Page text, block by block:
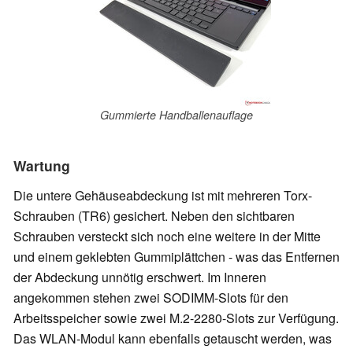
Gummierte Handballenauflage
Wartung
Die untere Gehäuseabdeckung ist mit mehreren Torx-
Schrauben (TR6) gesichert. Neben den sichtbaren
Schrauben versteckt sich noch eine weitere in der Mitte
und einem geklebten Gummiplättchen - was das Entfernen
der Abdeckung unnötig erschwert. Im Inneren
angekommen stehen zwei SODIMM-Slots für den
Arbeitsspeicher sowie zwei M.2-2280-Slots zur Verfügung.
Das WLAN-Modul kann ebenfalls getauscht werden, was